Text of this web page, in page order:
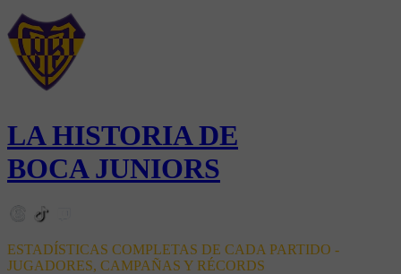
LA HISTORIA DE
BOCA JUNIORS
ESTADÍSTICAS COMPLETAS DE CADA PARTIDO -
JUGADORES, CAMPAÑAS Y RÉCORDS